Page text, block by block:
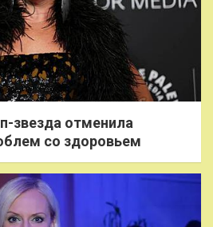
звезда отменила
со здоровьем